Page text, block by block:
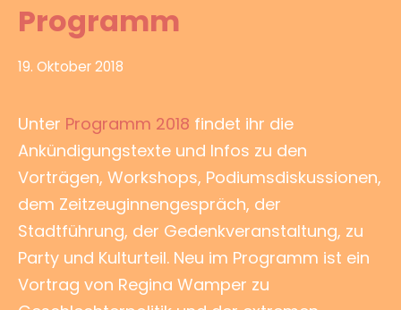
Programm
19. Oktober 2018
Unter Programm 2018 findet ihr die
Ankündigungstexte und Infos zu den
Vorträgen, Workshops, Podiumsdiskussionen,
dem Zeitzeuginnengespräch, der
Stadtführung, der Gedenkveranstaltung, zu
Party und Kulturteil. Neu im Programm ist ein
Vortrag von Regina Wamper zu